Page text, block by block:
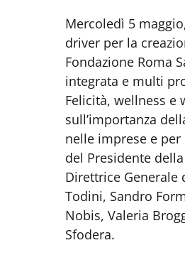
Mercoledì 5
driver per la
Fondazione Roma
integrata e multi
Felicità, wellness
sull’importanza
nelle imprese e
del Presidente
Direttrice Generale
Todini, Sandro
Nobis, Valeria
Sfodera.